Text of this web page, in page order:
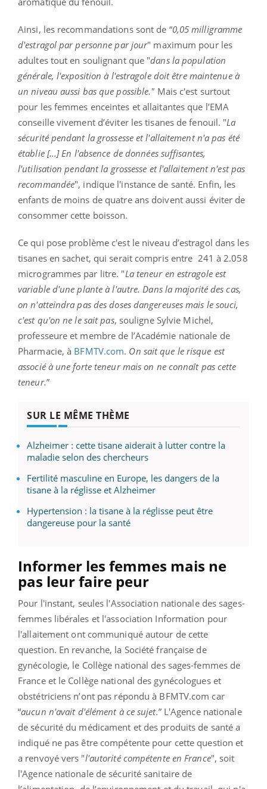
Ainsi, les recommandations sont de “0,05 milligramme
d'estragol par personne par jour" maximum pour les
adultes tout en soulignant que "dans la population
générale, l'exposition à l'estragole doit être maintenue à
un niveau aussi bas que possible." Mais c'est surtout
pour les femmes enceintes et allaitantes que l’EMA
conseille vivement d’éviter les tisanes de fenouil. "La
sécurité pendant la grossesse et l'allaitement n'a pas été
établie [...] En l'absence de données suffisantes,
l'utilisation pendant la grossesse et l'allaitement n'est pas
recommandée", indique l'instance de santé. Enfin, les
enfants de moins de quatre ans doivent aussi éviter de
consommer cette boisson.
Ce qui pose problème c'est le niveau d’estragol dans les
tisanes en sachet, qui serait compris entre 241 à 2.058
microgrammes par litre. "La teneur en estragole est
variable d'une plante à l'autre. Dans la majorité des cas,
on n'atteindra pas des doses dangereuses mais le souci,
c'est qu'on ne le sait pas, souligne Sylvie Michel,
professeure et membre de l’Académie nationale de
Pharmacie, à BFMTV.com. On sait que le risque est
associé à une forte teneur mais on ne connaît pas cette
teneur.”
SUR LE MÊME THÈME
Alzheimer : cette tisane aiderait à lutter contre la
maladie selon des chercheurs
Fertilité masculine en Europe, les dangers de la
tisane à la réglisse et Alzheimer
Hypertension : la tisane à la réglisse peut être
dangereuse pour la santé
Informer les femmes mais ne
pas leur faire peur
Pour l'instant, seules l'Association nationale des sages-
femmes libérales et l'association Information pour
l'allaitement ont communiqué autour de cette
question. En revanche, la Société française de
gynécologie, le Collège national des sages-femmes de
France et le Collège national des gynécologues et
obstétriciens n’ont pas répondu à BFMTV.com car
“aucun n'avait d'élément à ce sujet.” L'Agence nationale
de sécurité du médicament et des produits de santé a
indiqué ne pas être compétente pour cette question et
a renvoyé vers "l'autorité compétente en France", soit
l'Agence nationale de sécurité sanitaire de